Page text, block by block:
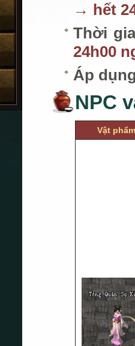
→ hết
Thời
24h00
Áp
NPC
Vật phẩm